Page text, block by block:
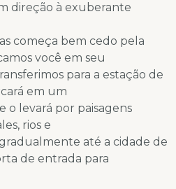
direção à exuberante
começa bem cedo pela
você em seu
para a estação de
em um
o levará por paisagens
rios e
até a cidade de
de entrada para